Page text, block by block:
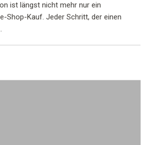
ist längst nicht mehr nur ein
Shop-Kauf. Jeder Schritt, der einen